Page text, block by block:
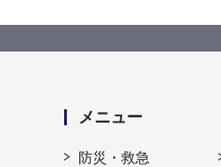
メニュー
防災・救急